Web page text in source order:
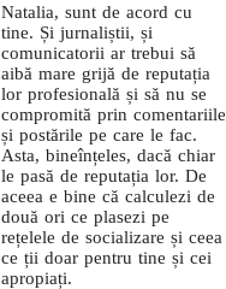
Natalia, sunt de acord cu
tine. Și jurnaliștii, și
comunicatorii ar trebui să
aibă mare grijă de reputația
lor profesională și să nu se
compromită prin comentariile
și postările pe care le fac.
Asta, bineînțeles, dacă chiar
le pasă de reputația lor. De
aceea e bine că calculezi de
două ori ce plasezi pe
rețelele de socializare și ceea
ce ții doar pentru tine și cei
apropiați.